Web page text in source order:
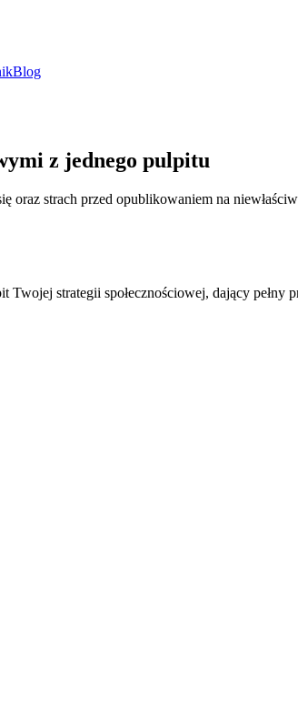
Blog
z jednego pulpitu
strach przed opublikowaniem na
strategii społecznościowej, dający pełny